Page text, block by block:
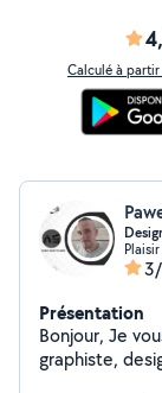
Calculé à
Présentation
Bonjour, Je vous propose mes services en tant que
graphiste,